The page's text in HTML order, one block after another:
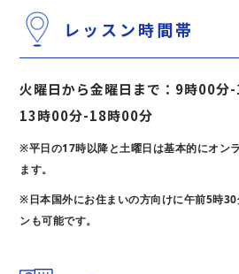
レッスン時間帯
火曜日から金曜日まで：9時00分
13時00分-18時00分
※平日の17時以降と土曜日は基本的にオン
ます。
※日本国外にお住まいの方向けに午前5時
ンも可能です。